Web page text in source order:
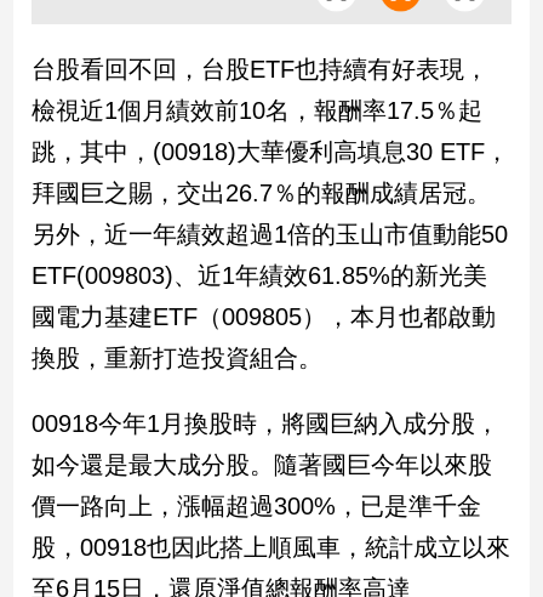
政
治
政
治
焦
品
觀
點
民
調
會
點
觀
台股看回不回，台股ETF也持續有好表現，
檢視近1個月績效前10名，報酬率17.5％起
跳，其中，(00918)大華優利高填息30 ETF，
拜國巨之賜，交出26.7％的報酬成績居冠。
另外，近一年績效超過1倍的玉山市值動能50
ETF(009803)、近1年績效61.85%的新光美
國電力基建ETF（009805），本月也都啟動
換股，重新打造投資組合。
00918今年1月換股時，將國巨納入成分股，
如今還是最大成分股。隨著國巨今年以來股
價一路向上，漲幅超過300%，已是準千金
股，00918也因此搭上順風車，統計成立以來
至6月15日，還原淨值總報酬率高達